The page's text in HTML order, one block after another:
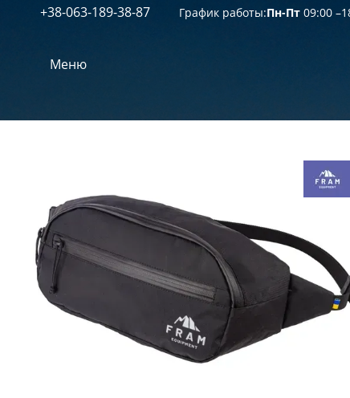
Перейти к основному контенту
+38-063-189-38-87 График работы:Пн-Пт 09:00
Меню